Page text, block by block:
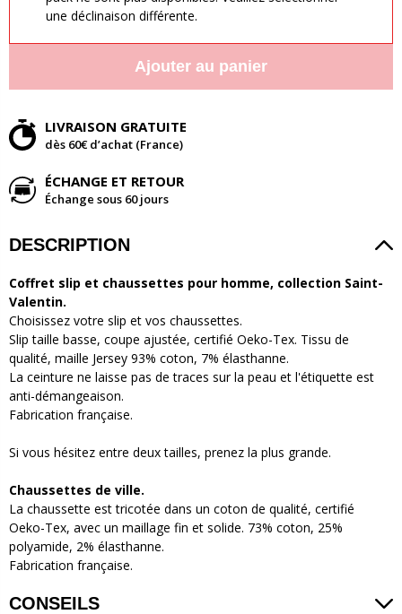
une déclinaison différente.
Ajouter au panier
LIVRAISON GRATUITE
dès 60€ d’achat (France)
ÉCHANGE ET RETOUR
Échange sous 60 jours
DESCRIPTION
Coffret slip et chaussettes pour homme, collection Saint-
Valentin.
Choisissez votre slip et vos chaussettes.
Slip taille basse, coupe ajustée, certifié Oeko-Tex. Tissu de
qualité, maille Jersey 93% coton, 7% élasthanne.
La ceinture ne laisse pas de traces sur la peau et l'étiquette est
anti-démangeaison.
Fabrication française.
Si vous hésitez entre deux tailles, prenez la plus grande.
Chaussettes de ville.
La chaussette est tricotée dans un coton de qualité, certifié
Oeko-Tex, avec un maillage fin et solide. 73% coton, 25%
polyamide, 2% élasthanne.
Fabrication française.
CONSEILS